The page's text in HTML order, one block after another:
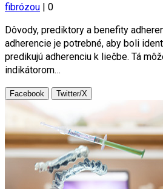
fibrózou | 0
Dôvody, prediktory a benefity
adherencie je potrebné, aby boli
predikujú adherenciu k liečbe. Tá
indikátorom…
Facebook Twitter/X